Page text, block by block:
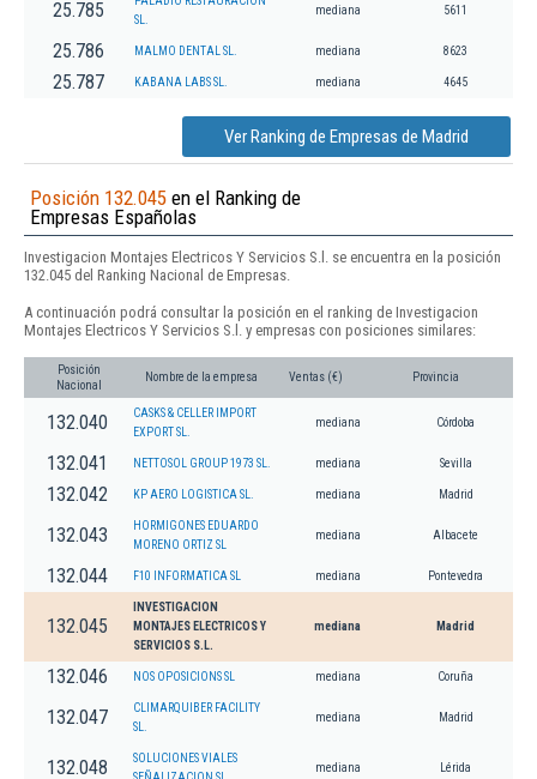
25.785
SL.
mediana 5611
25.786 MALMO DENTAL SL. mediana 8623
25.787 KABANA LABS SL. mediana 4645
Ver Ranking de Empresas de Madrid
Posición 132.045 en el Ranking de
Empresas Españolas
Investigacion Montajes Electricos Y Servicios S.l. se encuentra en la posición
132.045 del Ranking Nacional de Empresas.
A continuación podrá consultar la posición en el ranking de Investigacion
Montajes Electricos Y Servicios S.l. y empresas con posiciones similares:
Posición
Nacional
Nombre de la empresa Ventas (€) Provincia
132.040
CASKS & CELLER IMPORT
EXPORT SL.
mediana Córdoba
132.041 NETTOSOL GROUP 1973 SL. mediana Sevilla
132.042 KP AERO LOGISTICA SL. mediana Madrid
132.043
HORMIGONES EDUARDO
MORENO ORTIZ SL
mediana Albacete
132.044 F10 INFORMATICA SL mediana Pontevedra
132.045
INVESTIGACION
MONTAJES ELECTRICOS Y
SERVICIOS S.L.
mediana Madrid
132.046 NOS OPOSICIONS SL mediana Coruña
132.047
CLIMARQUIBER FACILITY
SL.
mediana Madrid
132.048
SOLUCIONES VIALES
mediana Lérida